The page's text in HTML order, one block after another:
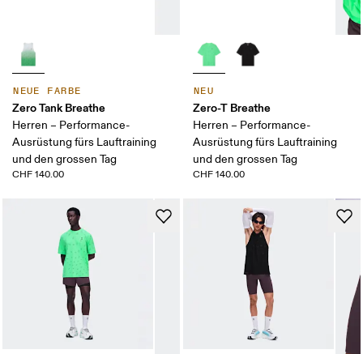
NEUE FARBE
Zero Tank Breathe
Herren – Performance-
Ausrüstung fürs Lauftraining
und den grossen Tag
CHF 140.00
NEU
Zero-T Breathe
Herren – Performance-
Ausrüstung fürs Lauftraining
und den grossen Tag
CHF 140.00